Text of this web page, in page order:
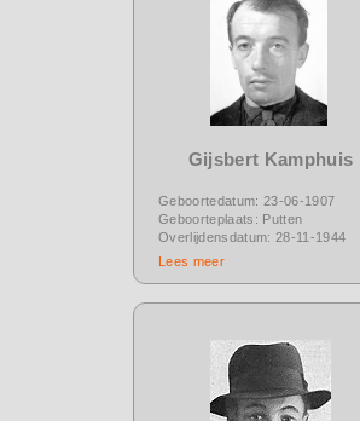
Gijsbert Kamphuis
Geboortedatum: 23-06-1907
Geboorteplaats: Putten
Overlijdensdatum: 28-11-1944
Lees meer